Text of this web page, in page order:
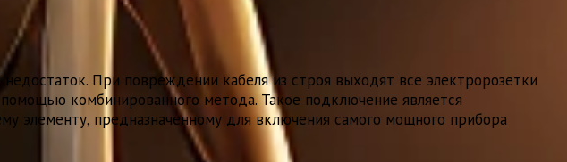
При повреждении кабеля из строя выходят все электророзетки
комбинированного метода. Такое подключение является
элементу, предназначенному для включения самого мощного прибора